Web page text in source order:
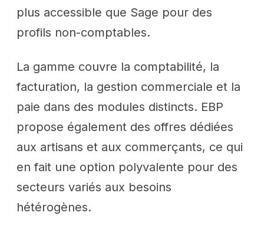
plus accessible que Sage pour des
profils non-comptables.
La gamme couvre la comptabilité, la
facturation, la gestion commerciale et la
paie dans des modules distincts. EBP
propose également des offres dédiées
aux artisans et aux commerçants, ce qui
en fait une option polyvalente pour des
secteurs variés aux besoins
hétérogènes.